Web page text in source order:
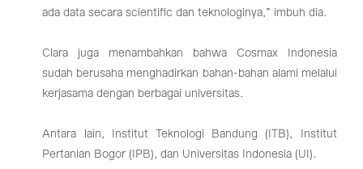
ada data secara scientific dan teknologinya,” imbuh dia.
Clara juga menambahkan bahwa Cosmax Indonesia
sudah berusaha menghadirkan bahan-bahan alami melalui
kerjasama dengan berbagai universitas.
Antara lain, Institut Teknologi Bandung (ITB), Institut
Pertanian Bogor (IPB), dan Universitas Indonesia (UI).